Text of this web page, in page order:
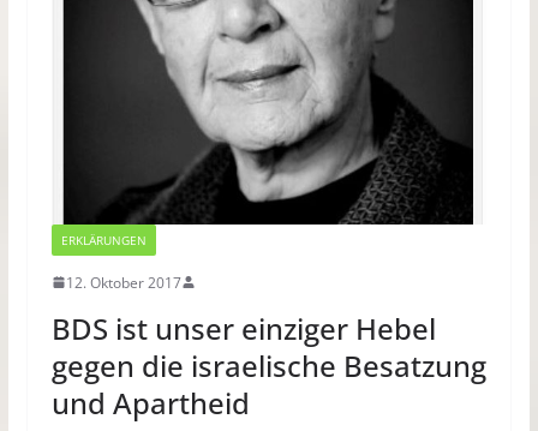
ERKLÄRUNGEN
12. Oktober 2017
BDS ist unser einziger Hebel
gegen die israelische Besatzung
und Apartheid